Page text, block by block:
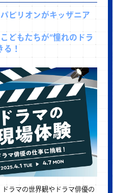
ビリオンがキッザニア
どもたちが“憧れのドラ
！
ラマの世界観やドラマ俳優の